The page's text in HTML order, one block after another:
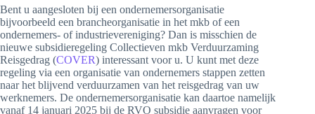
Bent u aangesloten bij een ondernemersorganisatie
bijvoorbeeld een brancheorganisatie in het mkb of een
ondernemers- of industrievereniging? Dan is misschien de
nieuwe subsidieregeling Collectieven mkb Verduurzaming
Reisgedrag (COVER) interessant voor u. U kunt met deze
regeling via een organisatie van ondernemers stappen zetten
naar het blijvend verduurzamen van het reisgedrag van uw
werknemers. De ondernemersorganisatie kan daartoe namelijk
vanaf 14 januari 2025 bij de RVO subsidie aanvragen voor